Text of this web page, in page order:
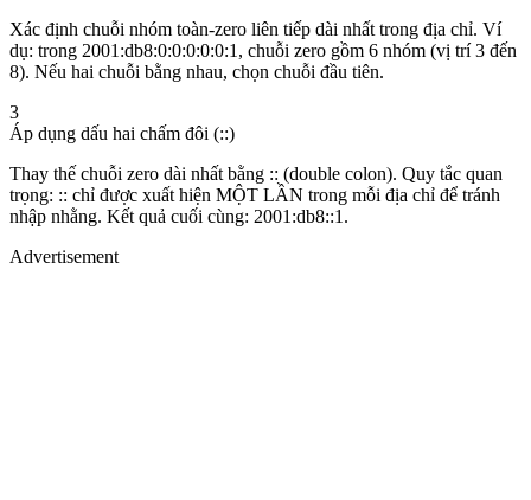
Xác định chuỗi nhóm toàn-zero liên tiếp dài nhất trong địa chỉ. Ví
dụ: trong 2001:db8:0:0:0:0:0:1, chuỗi zero gồm 6 nhóm (vị trí 3 đến
8). Nếu hai chuỗi bằng nhau, chọn chuỗi đầu tiên.
3
Áp dụng dấu hai chấm đôi (::)
Thay thế chuỗi zero dài nhất bằng :: (double colon). Quy tắc quan
trọng: :: chỉ được xuất hiện MỘT LẦN trong mỗi địa chỉ để tránh
nhập nhằng. Kết quả cuối cùng: 2001:db8::1.
Advertisement